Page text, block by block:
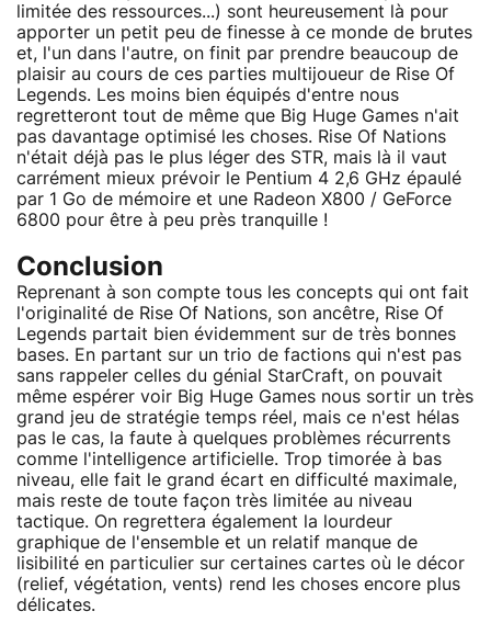
limitée des ressources...) sont heureusement là pour
apporter un petit peu de finesse à ce monde de brutes
et, l'un dans l'autre, on finit par prendre beaucoup de
plaisir au cours de ces parties multijoueur de Rise Of
Legends. Les moins bien équipés d'entre nous
regretteront tout de même que Big Huge Games n'ait
pas davantage optimisé les choses. Rise Of Nations
n'était déjà pas le plus léger des STR, mais là il vaut
carrément mieux prévoir le Pentium 4 2,6 GHz épaulé
par 1 Go de mémoire et une Radeon X800 / GeForce
6800 pour être à peu près tranquille !
Conclusion
Reprenant à son compte tous les concepts qui ont fait
l'originalité de Rise Of Nations, son ancêtre, Rise Of
Legends partait bien évidemment sur de très bonnes
bases. En partant sur un trio de factions qui n'est pas
sans rappeler celles du génial StarCraft, on pouvait
même espérer voir Big Huge Games nous sortir un très
grand jeu de stratégie temps réel, mais ce n'est hélas
pas le cas, la faute à quelques problèmes récurrents
comme l'intelligence artificielle. Trop timorée à bas
niveau, elle fait le grand écart en difficulté maximale,
mais reste de toute façon très limitée au niveau
tactique. On regrettera également la lourdeur
graphique de l'ensemble et un relatif manque de
lisibilité en particulier sur certaines cartes où le décor
(relief, végétation, vents) rend les choses encore plus
délicates.